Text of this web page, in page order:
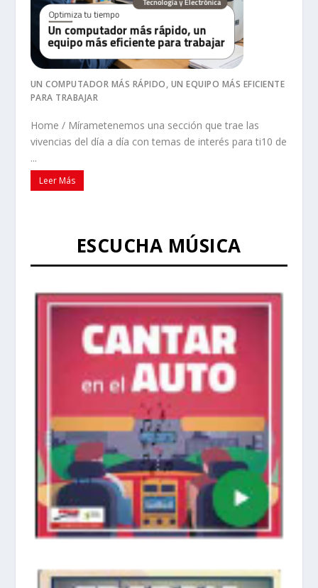
UN COMPUTADOR MÁS RÁPIDO, UN EQUIPO MÁS EFICIENTE
PARA TRABAJAR
Home / Mírametenemos una sección que trae las
vivencias del día a día con temas de interés para ti10 de
...
Leer Más
ESCUCHA MÚSICA